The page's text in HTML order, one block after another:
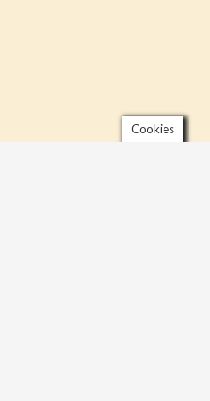
Cookies